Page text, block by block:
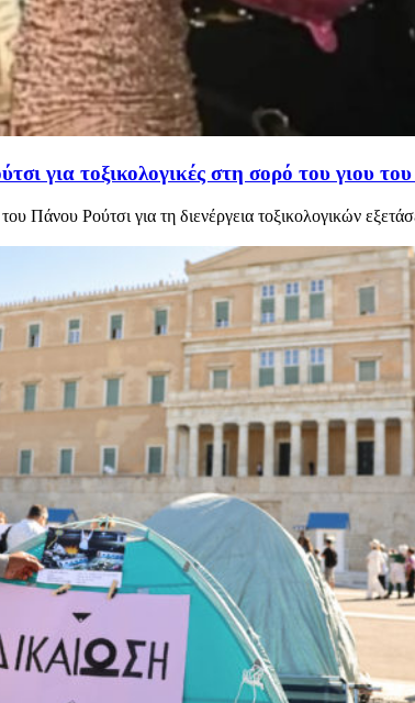
για τοξικολογικές στη σορό του γιου
Πάνου Ρούτσι για τη διενέργεια τοξικολογικών